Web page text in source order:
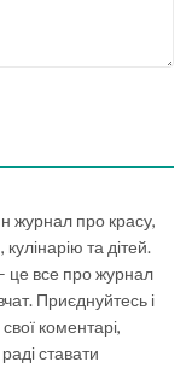
журнал про красу,
та дітей.
це все про журнал
Приєднуйтесь і
коментарі,
ставати